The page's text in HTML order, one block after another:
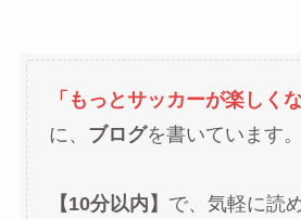
「もっとサッカーが楽しくな
に、 ブログを書いています。
【10分以内】 で、気軽に読